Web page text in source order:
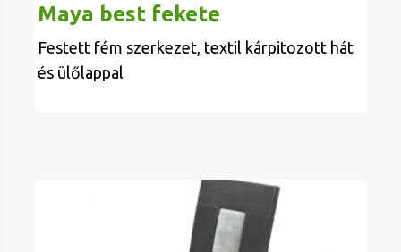
Maya best fekete
Festett fém szerkezet, textil kárpitozott hát
és ülőlappal